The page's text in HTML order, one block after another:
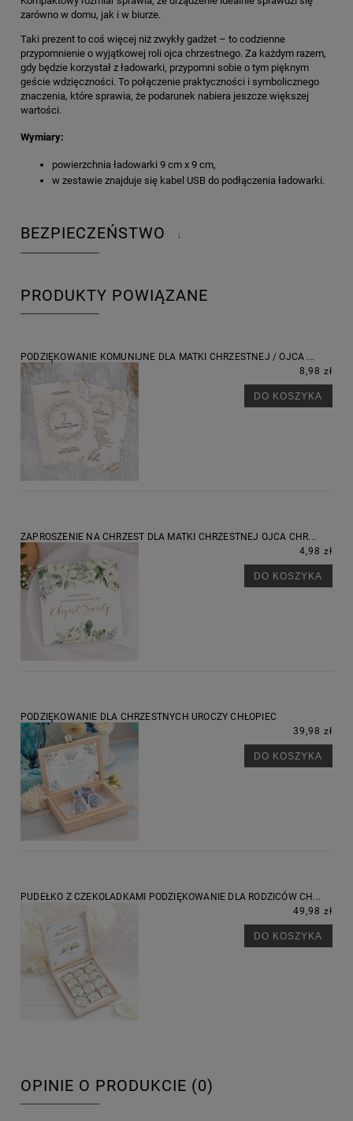
zarówno w domu, jak i w biurze.
Taki prezent to coś więcej niż zwykły gadżet – to codzienne
przypomnienie o wyjątkowej roli ojca chrzestnego. Za każdym razem,
gdy będzie korzystał z ładowarki, przypomni sobie o tym pięknym
geście wdzięczności. To połączenie praktyczności i symbolicznego
znaczenia, które sprawia, że podarunek nabiera jeszcze większej
wartości.
Wymiary:
powierzchnia ładowarki 9 cm x 9 cm,
w zestawie znajduje się kabel USB do podłączenia ładowarki.
BEZPIECZEŃSTWO ↓
PRODUKTY POWIĄZANE
PODZIĘKOWANIE KOMUNIJNE DLA MATKI CHRZESTNEJ / OJCA ...
8,98 zł
DO KOSZYKA
ZAPROSZENIE NA CHRZEST DLA MATKI CHRZESTNEJ OJCA CHR...
4,98 zł
DO KOSZYKA
PODZIĘKOWANIE DLA CHRZESTNYCH UROCZY CHŁOPIEC
39,98 zł
DO KOSZYKA
PUDEŁKO Z CZEKOLADKAMI PODZIĘKOWANIE DLA RODZICÓW CH...
49,98 zł
DO KOSZYKA
OPINIE O PRODUKCIE (0)